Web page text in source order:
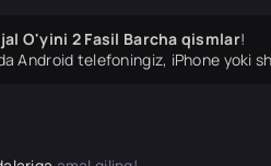
O'yini 2 Fasil Barcha qismlar!
Android telefoningiz, iPhone yoki